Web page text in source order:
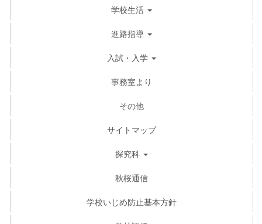
学校生活
進路指導
入試・入学
事務室より
その他
サイトマップ
探究科
秋桜通信
学校いじめ防止基本方針